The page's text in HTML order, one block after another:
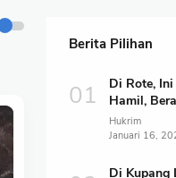
Berita Pilihan
Di Rote,
Hamil,
Hukrim
Januari 16,
Di Kupang